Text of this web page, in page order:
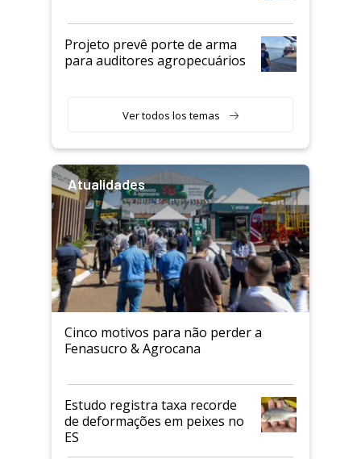
Projeto prevê porte de arma
para auditores agropecuários
Ver todos los temas
Atualidades
Cinco motivos para não perder a
Fenasucro & Agrocana
Estudo registra taxa recorde
de deformações em peixes no
ES